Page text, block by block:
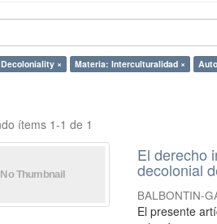
× Materia: Interculturalidad ×
ítems 1-1 de 1
El derecho
decolonial
BALBONTIN-
El presente